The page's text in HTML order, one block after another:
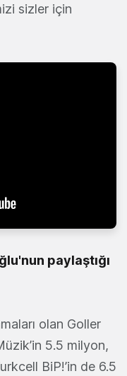
sizler için
paylaştığı
olan Goller
5.5 milyon,
BiP!’in de 6.5